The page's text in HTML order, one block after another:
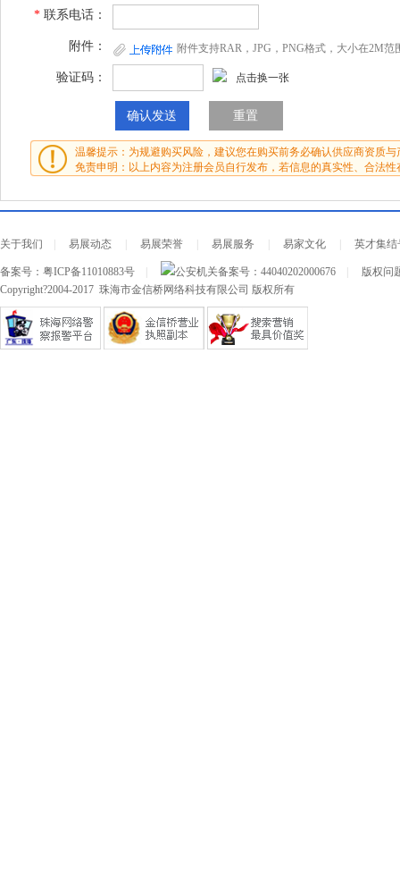
* 联系电话：
附件： 附件支持RAR，JPG，PNG格式，大小在2M范
验证码： 点击换一张
温馨提示：为规避购买风险，建议您在购买前务必确认供应商资质与
免责申明：以上内容为注册会员自行发布，若信息的真实性、合法性
关于我们 易展动态 易展荣誉 易展服务 易家文化 英才集结
备案号： 粤ICP备11010883号 公安机关备案号： 44040202000676
版权问
Copyright?2004-2017 珠海市金信桥网络科技有限公司 版权所有